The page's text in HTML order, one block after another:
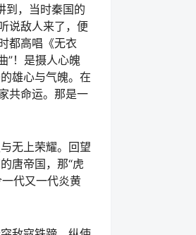
到，当时秦国的
说敌人来了，便
都高唱《无衣
”！是摄人心魄
雄心与气魄。在
共命运。那是一
无上荣耀。回望
唐帝国，那“虎
代又一代炎黄